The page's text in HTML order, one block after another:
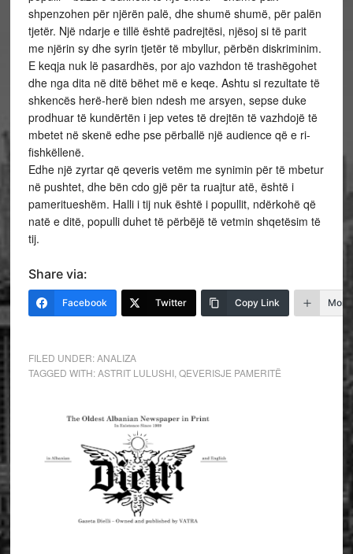
shpenzohen për njërën palë, dhe shumë shumë, për palën
tjetër. Një ndarje e tillë është padrejtësi, njësoj si të parit
me njërin sy dhe syrin tjetër të mbyllur, përbën diskriminim.
E keqja nuk lë pasardhës, por ajo vazhdon të trashëgohet
dhe nga dita në ditë bëhet më e keqe. Ashtu si rezultate të
shkencës herë-herë bien ndesh me arsyen, sepse duke
prodhuar të kundërtën i jep vetes të drejtën të vazhdojë të
mbetet në skenë edhe pse përballë një audience që e ri-
fishkëllenë.
Edhe një zyrtar që qeveris vetëm me synimin për të mbetur
në pushtet, dhe bën cdo gjë për ta ruajtur atë, është i
pameritueshëm. Halli i tij nuk është i popullit, ndërkohë që
natë e ditë, populli duhet të përbëjë të vetmin shqetësim të
tij.
Share via:
Facebook Twitter Copy Link More
FILED UNDER:ANALIZA
TAGGED WITH:ASTRIT LULUSHI, QEVERISJE PAMERITË